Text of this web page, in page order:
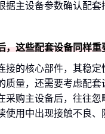
据主设备参数确认配套
，这些配套设备同样重
接的核心部件，其稳定
质量，还需要考虑配套
采购主设备后，往往忽
使用中出现接触不良、